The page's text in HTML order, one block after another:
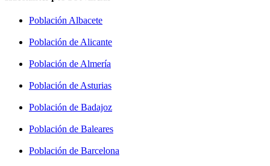
Población Albacete
Población de Alicante
Población de Almería
Población de Asturias
Población de Badajoz
Población de Baleares
Población de Barcelona